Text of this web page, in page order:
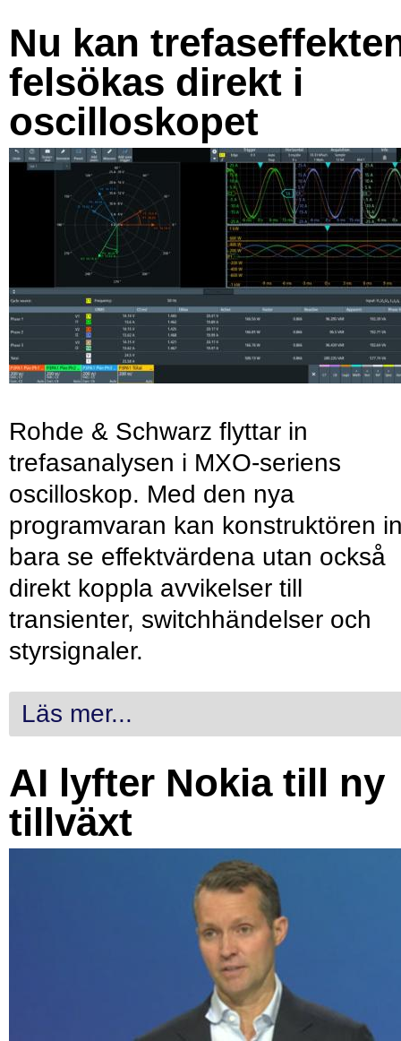
Nu kan
felsökas direkt i
oscilloskopet
Rohde & Schwarz flyttar in
trefasanalysen i MXO-seriens
oscilloskop. Med den nya
programvaran kan konstruktören
bara se effektvärdena utan också
direkt koppla avvikelser till
transienter, switchhändelser och
styrsignaler.
Läs mer...
AI lyfter Nokia till ny
tillväxt